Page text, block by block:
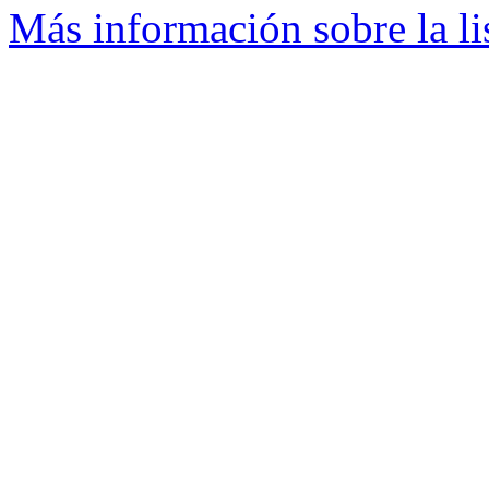
Más información sobre la